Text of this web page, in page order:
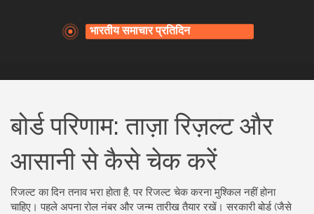
बोर्ड परिणाम: ताज़ा रिज़ल्ट और
आसानी से कैसे चेक करें
रिजल्ट का दिन तनाव भरा होता है, पर रिजल्ट चेक करना मुश्किल नहीं होना
चाहिए। पहले अपना रोल नंबर और जन्म तारीख तैयार रखें। सरकारी बोर्ड (जैसे